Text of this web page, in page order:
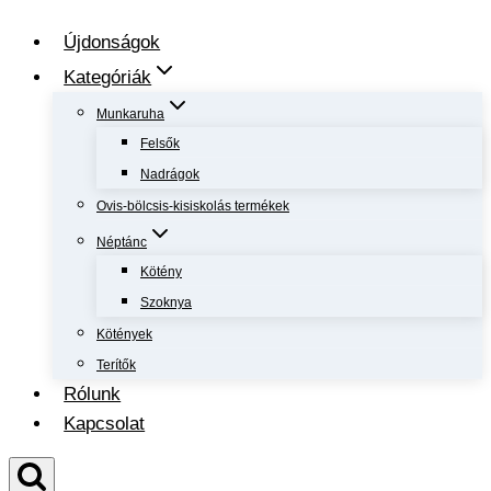
Újdonságok
Kategóriák
Munkaruha
Felsők
Nadrágok
Ovis-bölcsis-kisiskolás termékek
Néptánc
Kötény
Szoknya
Kötények
Terítők
Rólunk
Kapcsolat